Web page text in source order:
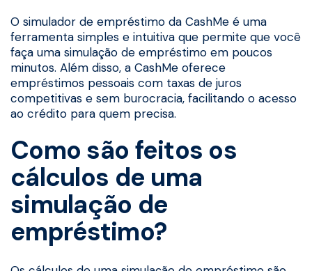
O simulador de empréstimo da CashMe é uma
ferramenta simples e intuitiva que permite que você
faça uma simulação de empréstimo em poucos
minutos. Além disso, a CashMe oferece
empréstimos pessoais com taxas de juros
competitivas e sem burocracia, facilitando o acesso
ao crédito para quem precisa.
Como são feitos os
cálculos de uma
simulação de
empréstimo?